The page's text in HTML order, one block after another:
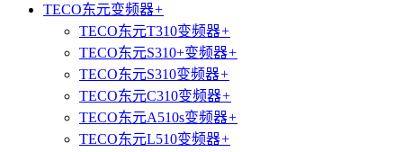
TECO东元变频器+
TECO东元T310变频器+
TECO东元S310+变频器+
TECO东元S310变频器+
TECO东元C310变频器+
TECO东元A510s变频器+
TECO东元L510变频器+